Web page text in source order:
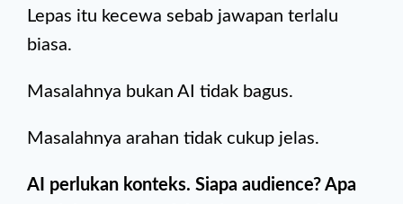
Lepas itu kecewa sebab jawapan terlalu
biasa.
Masalahnya bukan AI tidak bagus.
Masalahnya arahan tidak cukup jelas.
AI perlukan konteks. Siapa audience? Apa